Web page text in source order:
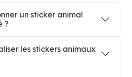
un sticker animal
?
les stickers animaux